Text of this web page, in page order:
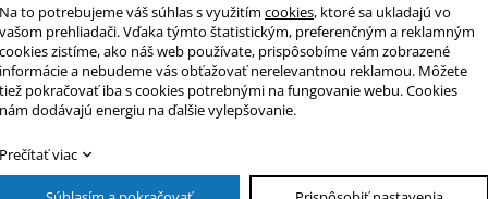
na produkt
*
*
Na to potrebujeme váš súhlas s využitím cookies, ktoré sa ukladajú vo
vašom prehliadači. Vďaka týmto štatistickým, preferenčným a reklamným
cookies zistíme, ako náš web používate, prispôsobíme vám zobrazené
informácie a nebudeme vás obťažovať nerelevantnou reklamou. Môžete
tiež pokračovať iba s cookies potrebnými na fungovanie webu. Cookies
nám dodávajú energiu na ďalšie vylepšovanie.
Prečítať viac